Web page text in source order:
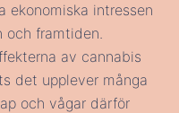
ekonomiska intressen
och framtiden.
av cannabis
det upplever många
och vågar därför